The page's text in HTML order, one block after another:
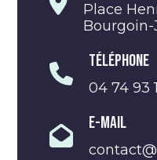
Place
Bourgoin-
Téléphone
04 74 93
E-Mail